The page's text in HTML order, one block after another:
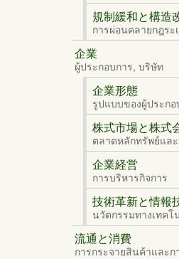
規制緩和と構造
การผ่อนคลายกฎระ
企業
ผู้ประกอบการ, บริษัท
企業形態
รูปแบบของผู้ประกอ
株式市場と株式
ตลาดหลักทรัพย์แล
企業経営
การบริหารกิจการ
技術革新と情報
นวัตกรรมทางเทค
流通と消費
การกระจายสินค้าและก